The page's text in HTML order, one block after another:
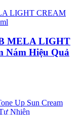
MELA LIGHT
Nám Hiệu Quả